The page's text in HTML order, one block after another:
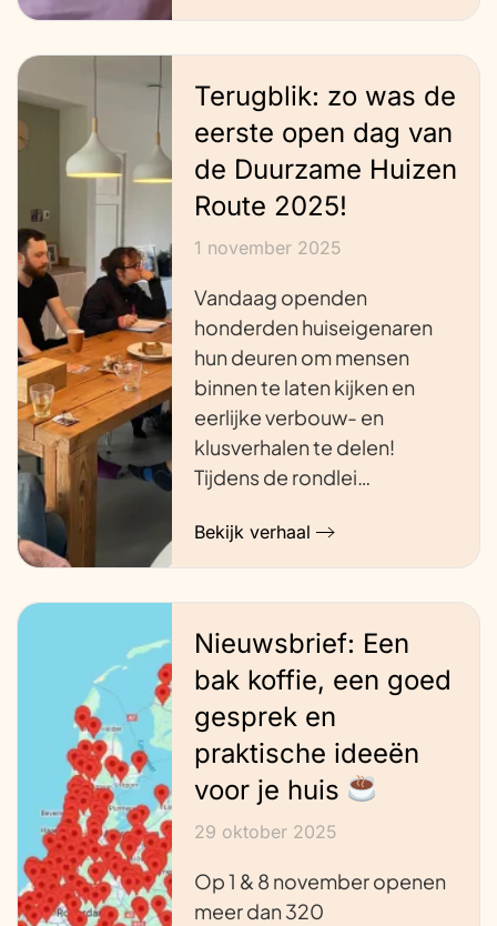
Terugblik: zo was de
eerste open dag van
de Duurzame Huizen
Route 2025!
1 november 2025
Vandaag openden
honderden huiseigenaren
hun deuren om mensen
binnen te laten kijken en
eerlijke verbouw- en
klusverhalen te delen!
Tijdens de rondlei…
Bekijk verhaal
Nieuwsbrief: Een
bak koffie, een goed
gesprek en
praktische ideeën
voor je huis
29 oktober 2025
Op 1 & 8 november openen
meer dan 320